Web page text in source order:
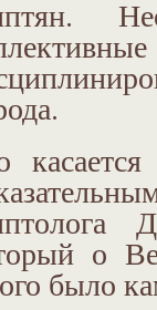
о
было